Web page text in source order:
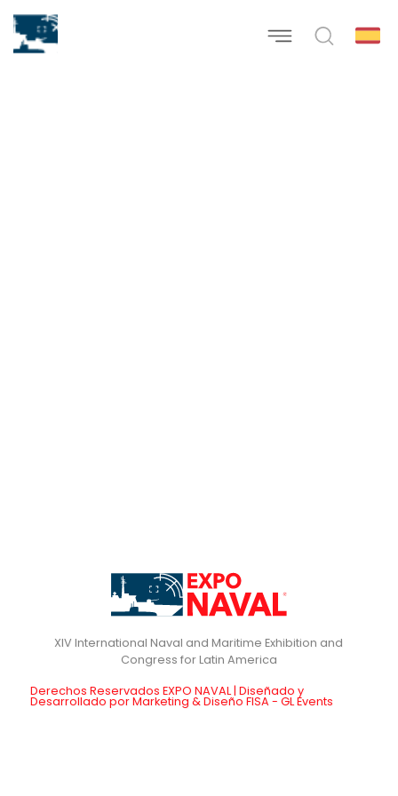
XIV International Naval and Maritime Exhibition and
Derechos Reservados EXPO NAVAL | Diseñado y
Desarrollado por Marketing & Diseño FISA - GL Events